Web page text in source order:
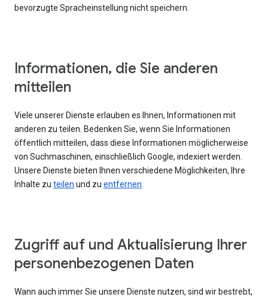
bevorzugte Spracheinstellung nicht speichern.
Informationen, die Sie anderen
mitteilen
Viele unserer Dienste erlauben es Ihnen, Informationen mit
anderen zu teilen. Bedenken Sie, wenn Sie Informationen
öffentlich mitteilen, dass diese Informationen möglicherweise
von Suchmaschinen, einschließlich Google, indexiert werden.
Unsere Dienste bieten Ihnen verschiedene Möglichkeiten, Ihre
Inhalte zu teilen und zu entfernen.
Zugriff auf und Aktualisierung Ihrer
personenbezogenen Daten
Wann auch immer Sie unsere Dienste nutzen, sind wir bestrebt,